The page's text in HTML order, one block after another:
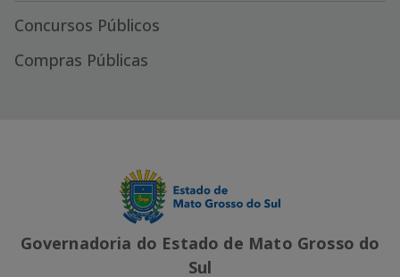
Concursos Públicos
Compras Públicas
Governadoria do Estado de Mato Grosso do
Sul